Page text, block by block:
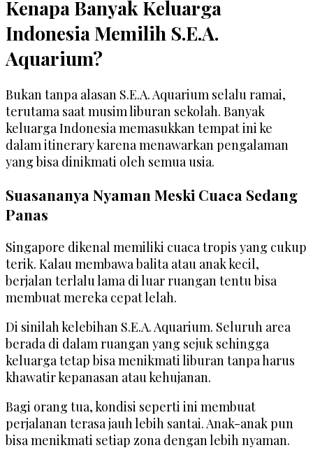
Kenapa Banyak Keluarga
Indonesia Memilih S.E.A.
Aquarium?
Bukan tanpa alasan S.E.A. Aquarium selalu ramai,
terutama saat musim liburan sekolah. Banyak
keluarga Indonesia memasukkan tempat ini ke
dalam itinerary karena menawarkan pengalaman
yang bisa dinikmati oleh semua usia.
Suasananya Nyaman Meski Cuaca Sedang
Panas
Singapore dikenal memiliki cuaca tropis yang cukup
terik. Kalau membawa balita atau anak kecil,
berjalan terlalu lama di luar ruangan tentu bisa
membuat mereka cepat lelah.
Di sinilah kelebihan S.E.A. Aquarium. Seluruh area
berada di dalam ruangan yang sejuk sehingga
keluarga tetap bisa menikmati liburan tanpa harus
khawatir kepanasan atau kehujanan.
Bagi orang tua, kondisi seperti ini membuat
perjalanan terasa jauh lebih santai. Anak-anak pun
bisa menikmati setiap zona dengan lebih nyaman.